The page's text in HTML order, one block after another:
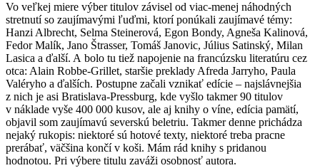
Vo veľkej miere výber titulov závisel od viac-menej náhodných
stretnutí so zaujímavými ľuďmi, ktorí ponúkali zaujímavé témy:
Hanzi Albrecht, Selma Steinerová, Egon Bondy, Agneša Kalinová,
Fedor Malík, Jano Štrasser, Tomáš Janovic, Július Satinský, Milan
Lasica a ďalší. A bolo tu tiež napojenie na francúzsku literatúru cez
otca: Alain Robbe-Grillet, staršie preklady Afreda Jarryho, Paula
Valéryho a ďalších. Postupne začali vznikať edície – najslávnejšia
z nich je asi Bratislava-Pressburg, kde vyšlo takmer 90 titulov
v náklade vyše 400 000 kusov, ale aj knihy o víne, edícia pamätí,
objavil som zaujímavú severskú beletriu. Takmer denne prichádza
nejaký rukopis: niektoré sú hotové texty, niektoré treba pracne
prerábať, väčšina končí v koši. Mám rád knihy s pridanou
hodnotou. Pri výbere titulu zaváži osobnosť autora.